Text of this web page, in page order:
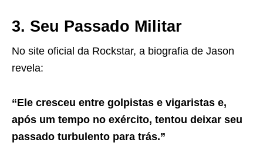
3. Seu Passado Militar
No site oficial da Rockstar, a biografia de Jason
revela:
“Ele cresceu entre golpistas e vigaristas e,
após um tempo no exército, tentou deixar seu
passado turbulento para trás.”